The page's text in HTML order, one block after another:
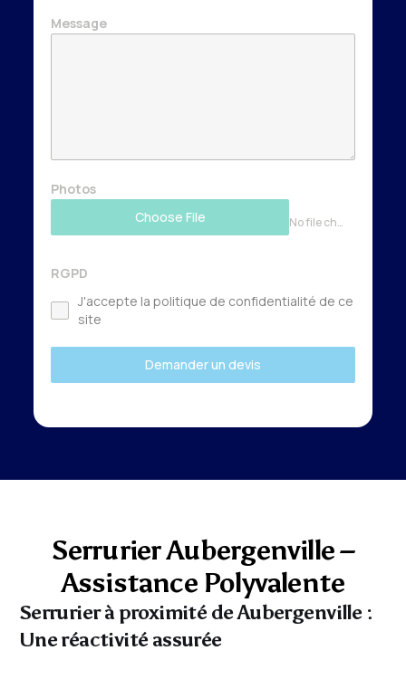
Message
Photos
Choose File
No file chosen
RGPD
J'accepte la politique de confidentialité de ce
site
Demander un devis
Serrurier Aubergenville –
Assistance Polyvalente
Serrurier à proximité de Aubergenville :
Une réactivité assurée